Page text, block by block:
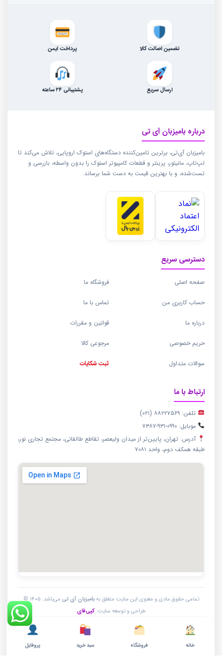
تضمین اصالت کالا پرداخت ایمن
ارسال سریع پشتیبانی ۲۴ ساعته
درباره بامیزبان آی تی
بامیزبان آی‌تی، برترین تامین‌کننده دستگاه‌های استوک اروپایی، تلاش می‌کند تا
لپ‌تاپ، مانیتور، پرینتر و قطعات کامپیوتر استوک را بدون واسطه، بازرسی و
تست‌شده، و با بهترین قیمت به دست شما برساند.
دسترسی سریع
صفحه اصلی فروشگاه ما
حساب کاربری من تماس با ما
درباره ما قوانین و مقررات
حریم خصوصی مرجوعی کالا
سوالات متداول ثبت شکایات
ارتباط با ما
تلفن: ۸۸۲۲۷۵۶۹ (۰۲۱)
موبایل: ۰۹۹۰-۹۳۱-۷۳۸۷
آدرس: تهران، پایین‌تر از میدان ولیعصر، تقاطع طالقانی، مجتمع تجاری نور،
طبقه همکف دوم، واحد ۷۰۸۱
تمامی حقوق مادی و معنوی این سایت متعلق بهبامیزبان آی تی می‌باشد. ۱۴۰۵ ©
طراحی و توسعه سایت:کپی‌فای
خانه فروشگاه سبد خرید پروفایل